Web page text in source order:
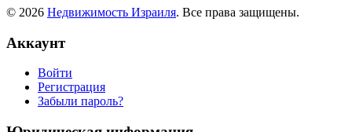
© 2026 Недвижимость Израиля. Все права защищены.
Аккаунт
Войти
Регистрация
Забыли пароль?